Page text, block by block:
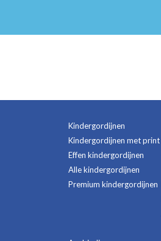
Kindergordijnen
Kindergordijnen met print
Effen kindergordijnen
Alle kindergordijnen
Premium kindergordijnen